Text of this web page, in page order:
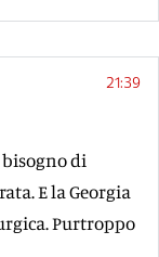
21:39
di
E la Georgia
Purtroppo